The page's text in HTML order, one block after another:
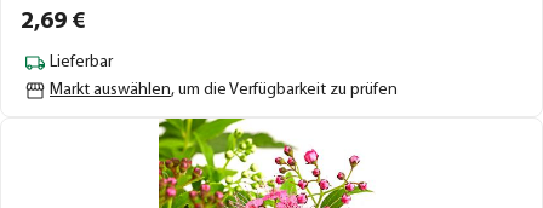
2,69 €
Lieferbar
Markt auswählen, um die Verfügbarkeit zu prüfen